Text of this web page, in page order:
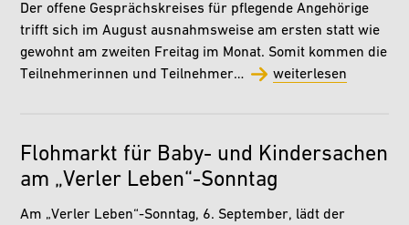
Der offene Gesprächskreises für pflegende Angehörige
trifft sich im August ausnahmsweise am ersten statt wie
gewohnt am zweiten Freitag im Monat. Somit kommen die
Teilnehmerinnen und Teilnehmer…
weiterlesen
Flohmarkt für Baby- und Kindersachen
am „Verler Leben“-Sonntag
Am „Verler Leben“-Sonntag, 6. September, lädt der